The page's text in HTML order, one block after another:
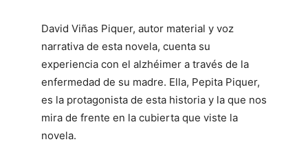
David Viñas Piquer, autor material y voz
narrativa de esta novela, cuenta su
experiencia con el alzhéimer a través de la
enfermedad de su madre. Ella, Pepita Piquer,
es la protagonista de esta historia y la que nos
mira de frente en la cubierta que viste la
novela.